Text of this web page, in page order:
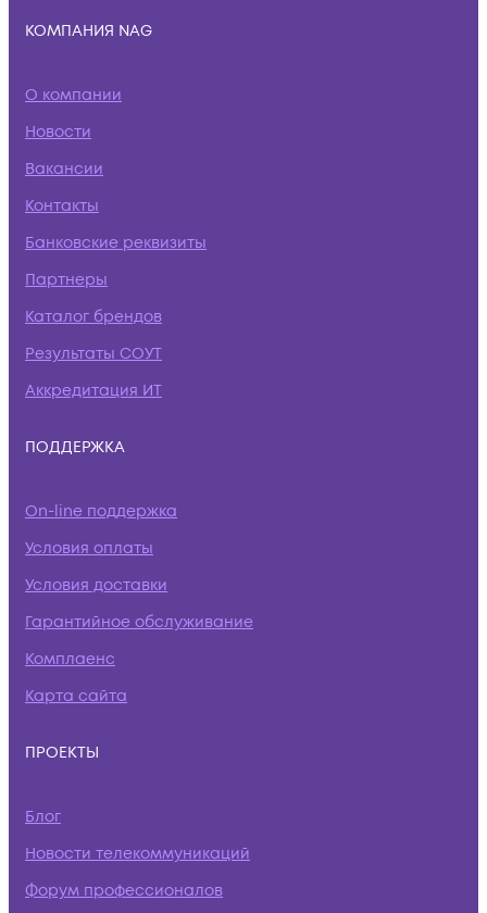
КОМПАНИЯ NAG
О компании
Новости
Вакансии
Контакты
Банковские реквизиты
Партнеры
Каталог брендов
Результаты СОУТ
Аккредитация ИТ
ПОДДЕРЖКА
On-line поддержка
Условия оплаты
Условия доставки
Гарантийное обслуживание
Комплаенс
Карта сайта
ПРОЕКТЫ
Блог
Новости телекоммуникаций
Форум профессионалов